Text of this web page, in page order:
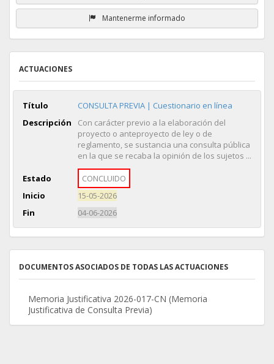
Mantenerme informado
ACTUACIONES
Título
CONSULTA PREVIA | Cuestionario en línea
Descripción
Con carácter previo a la elaboración del
proyecto o anteproyecto de ley o de
reglamento, se sustancia una consulta pública
en la que se recaba la opinión de los sujetos ...
Estado
CONCLUIDO
Inicio
15-05-2026
Fin
04-06-2026
DOCUMENTOS ASOCIADOS DE TODAS LAS ACTUACIONES
Memoria Justificativa 2026-017-CN (Memoria
Justificativa de Consulta Previa)